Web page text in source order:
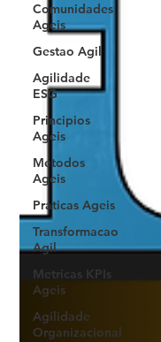
Comunidades
Ageis
Gestao Agil
Agilidade
ESG
Principios
Ageis
Metodos
Ageis
Praticas Ageis
Transformacao
Agil
Metricas KPIs
Ageis
Agilidade
Organizacional